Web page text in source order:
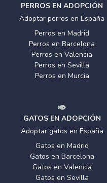
PERROS EN ADOPCIÓN
Adoptar perros en España
Perros en Madrid
Perros en Barcelona
Perros en Valencia
Perros en Sevilla
Perros en Murcia
GATOS EN ADOPCIÓN
Adoptar gatos en España
Gatos en Madrid
Gatos en Barcelona
Gatos en Valencia
Gatos en Sevilla